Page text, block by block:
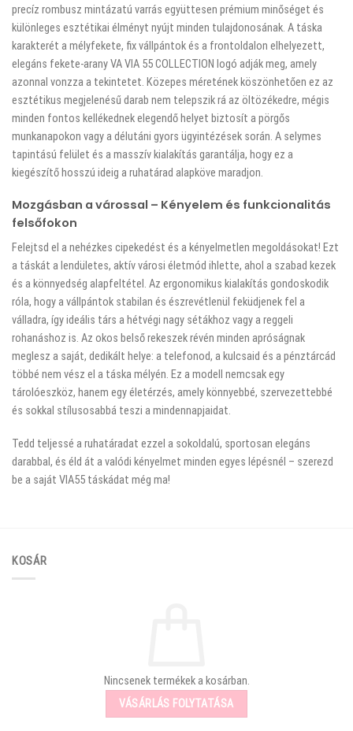
precíz rombusz mintázatú varrás együttesen prémium minőséget és
különleges esztétikai élményt nyújt minden tulajdonosának. A táska
karakterét a mélyfekete, fix vállpántok és a frontoldalon elhelyezett,
elegáns fekete-arany VA VIA 55 COLLECTION logó adják meg, amely
azonnal vonzza a tekintetet. Közepes méretének köszönhetően ez az
esztétikus megjelenésű darab nem telepszik rá az öltözékedre, mégis
minden fontos kellékednek elegendő helyet biztosít a pörgős
munkanapokon vagy a délutáni gyors ügyintézések során. A selymes
tapintású felület és a masszív kialakítás garantálja, hogy ez a
kiegészítő hosszú ideig a ruhatárad alapköve maradjon.
Mozgásban a várossal – Kényelem és funkcionalitás
felsőfokon
Felejtsd el a nehézkes cipekedést és a kényelmetlen megoldásokat! Ezt
a táskát a lendületes, aktív városi életmód ihlette, ahol a szabad kezek
és a könnyedség alapfeltétel. Az ergonomikus kialakítás gondoskodik
róla, hogy a vállpántok stabilan és észrevétlenül feküdjenek fel a
válladra, így ideális társ a hétvégi nagy sétákhoz vagy a reggeli
rohanáshoz is. Az okos belső rekeszek révén minden apróságnak
meglesz a saját, dedikált helye: a telefonod, a kulcsaid és a pénztárcád
többé nem vész el a táska mélyén. Ez a modell nemcsak egy
tárolóeszköz, hanem egy életérzés, amely könnyebbé, szervezettebbé
és sokkal stílusosabbá teszi a mindennapjaidat.
Tedd teljessé a ruhatáradat ezzel a sokoldalú, sportosan elegáns
darabbal, és éld át a valódi kényelmet minden egyes lépésnél – szerezd
be a saját VIA55 táskádat még ma!
KOSÁR
Nincsenek termékek a kosárban.
VÁSÁRLÁS FOLYTATÁSA